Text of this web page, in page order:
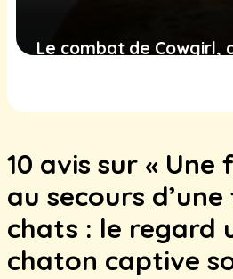
Le combat de Cowgirl,
10 avis sur «
au secours
chats : le regard
chaton captive